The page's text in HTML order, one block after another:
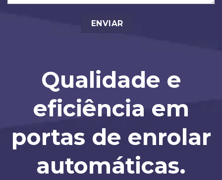
Qualidade e
eficiência em
portas de enrolar
automáticas.